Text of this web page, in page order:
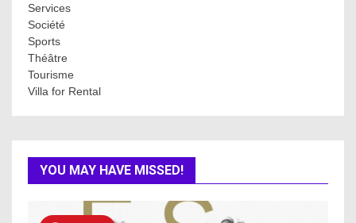
Services
Société
Sports
Théâtre
Tourisme
Villa for Rental
YOU MAY HAVE MISSED!